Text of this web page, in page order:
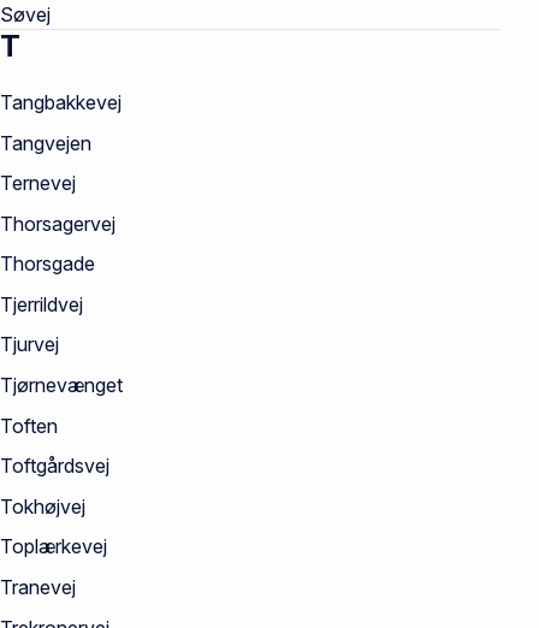
Søvej
T
Tangbakkevej
Tangvejen
Ternevej
Thorsagervej
Thorsgade
Tjerrildvej
Tjurvej
Tjørnevænget
Toften
Toftgårdsvej
Tokhøjvej
Toplærkevej
Tranevej